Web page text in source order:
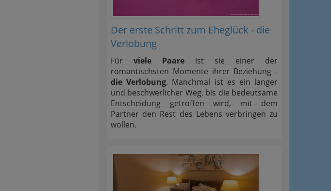
Der erste Schritt zum Eheglück - die
Verlobung
Für viele Paare ist sie einer der
romantischsten Momente ihrer Beziehung -
die Verlobung. Manchmal ist es ein langer
und beschwerlicher Weg, bis die bedeutsame
Entscheidung getroffen wird, mit dem
Partner den Rest des Lebens verbringen zu
wollen.